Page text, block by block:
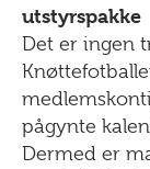
utstyrspakke
Det er ingen
pågynte
Dermed er